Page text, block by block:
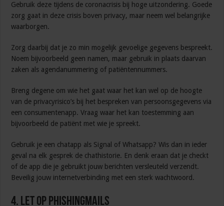
Gebruik deze tijdens de coronacrisis bij hoge uitzondering. Goede
zorg gaat in deze crisis boven privacy, maar neem wel belangrijke
waarborgen.
Zorg daarbij dat je zo min mogelijk gevoelige gegevens bespreekt.
Noem bijvoorbeeld geen namen, maar gebruik in plaats daarvan
zaken als agendanummering of patiëntennummers.
Breng degene om wie het gaat waar het kan wel op de hoogte
van de privacyrisico’s bij het bespreken van persoonsgegevens via
een consumentenapp. Vraag waar het kan toestemming aan
bijvoorbeeld de patiënt met wie je spreekt.
Gebruik je een chatapp als Signal of Whatsapp? Wis dan in ieder
geval na elk gesprek de chathistorie. En denk eraan dat je checkt
of de app die je gebruikt jouw berichten versleuteld verzendt.
Beveilig jouw internetverbinding met een sterk wachtwoord.
4. Let op phishingmails